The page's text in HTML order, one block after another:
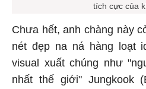
tích cực của
Chưa hết, anh chàng này
nét đẹp na ná hàng loạt
visual xuất chúng như
nhất thế giới" Jungkook